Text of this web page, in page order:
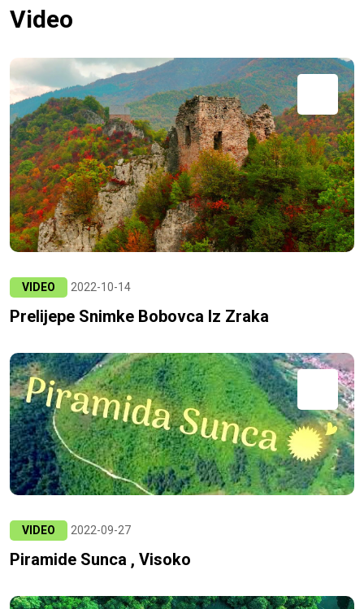
Video
VIDEO 2022-10-14
Prelijepe Snimke Bobovca Iz Zraka
VIDEO 2022-09-27
Piramide Sunca , Visoko